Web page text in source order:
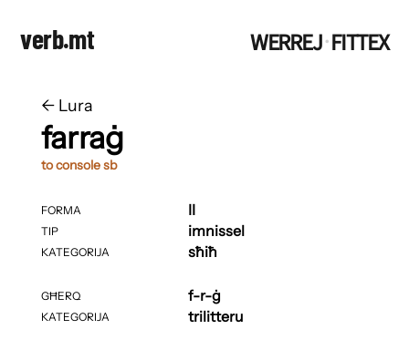
verb.mt WERREJ·FITTEX
← ​​Lura
farraġ
to console sb
FORMA
TIP
KATEGORIJA
GĦERQ
KATEGORIJA
II
imnissel
sħiħ
f-r-ġ
trilitteru